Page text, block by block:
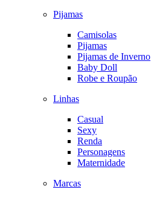
Pijamas
Camisolas
Pijamas
Pijamas de Inverno
Baby Doll
Robe e Roupão
Linhas
Casual
Sexy
Renda
Personagens
Maternidade
Marcas